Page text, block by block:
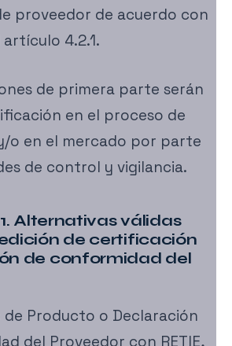
proveedor de acuerdo con
4.2.1.
de primera parte serán
en el proceso de
o en el mercado por parte
de control y vigilancia.
Alternativas válidas
de certificación
de conformidad del
de Producto o Declaración
del Proveedor con RETIE,